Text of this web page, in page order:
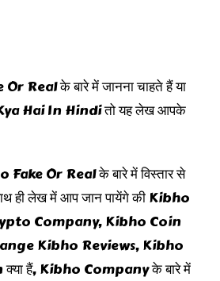
Real के बारे में जानना चाहते हैं या
Hai In Hindi तो यह लेख आपके
Or Real के बारे में विस्तार से
ही लेख में आप जान पायेंगे की Kibho
Company, Kibho Coin
Kibho Reviews, Kibho
हैं, Kibho Company के बारे में